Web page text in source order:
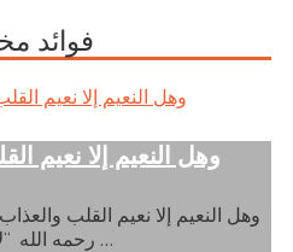
فوائد
وهل النعيم إلا نعيم
وهل النعيم إلا نعيم القلب
رحمه الله “لا تحسب …